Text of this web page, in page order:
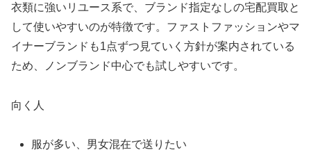
衣類に強いリユース系で、ブランド指定なしの宅配買取と
して使いやすいのが特徴です。ファストファッションやマ
イナーブランドも1点ずつ見ていく方針が案内されている
ため、ノンブランド中心でも試しやすいです。
向く人
服が多い、男女混在で送りたい